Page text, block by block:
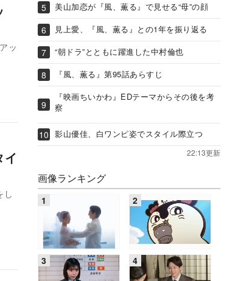
ッ
し
美山加恋が『風、薫る』で見せる“母”の顔
見上愛、『風、薫る』との1年を振り返る
“朝ドラ”とともに躍進した中村倫也
『風、薫る』第95話あらすじ
『映画ちいかわ』EDテーマからその後を考
察
影山優佳、白ワンピ姿でスタイル際立つ
22:13更新
画像ランキング